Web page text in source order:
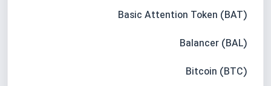
Basic Attention Token (BAT)
Balancer (BAL)
Bitcoin (BTC)